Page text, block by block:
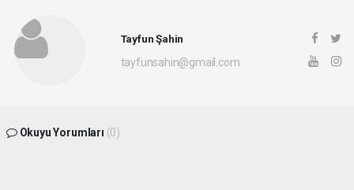
Tayfun Şahin
tayfunsahin@gmail.com
Okuyu Yorumları (0)